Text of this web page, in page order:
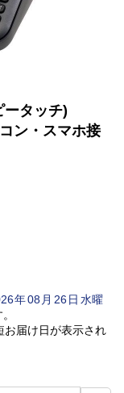
タッチ)
ン・スマホ接
年08 月 26日水曜
お届け日が表示され